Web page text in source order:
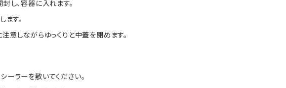
し、容器に入れます。
ます。
意しながらゆっくりと中蓋を閉めます。
ーラーを敷いてください。